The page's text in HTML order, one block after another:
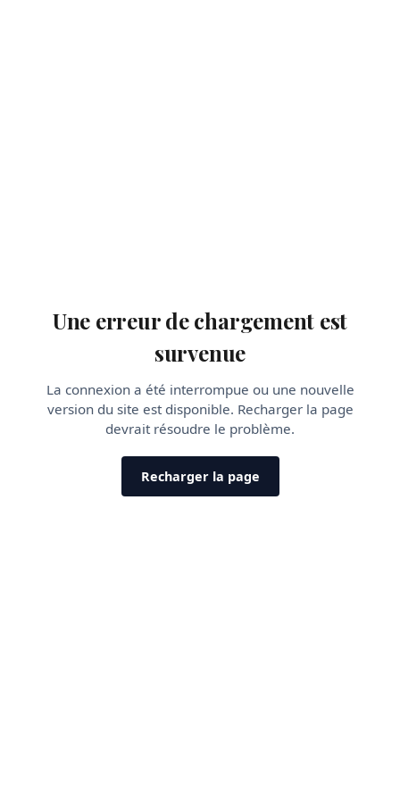
Une erreur de chargement est
survenue
La connexion a été interrompue ou une nouvelle
version du site est disponible. Recharger la page
devrait résoudre le problème.
Recharger la page